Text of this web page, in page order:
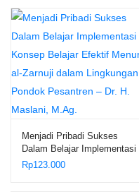
Menjadi Pribadi Sukses
Dalam Belajar Implementasi
Konsep Belajar Efektif
Rp123.000